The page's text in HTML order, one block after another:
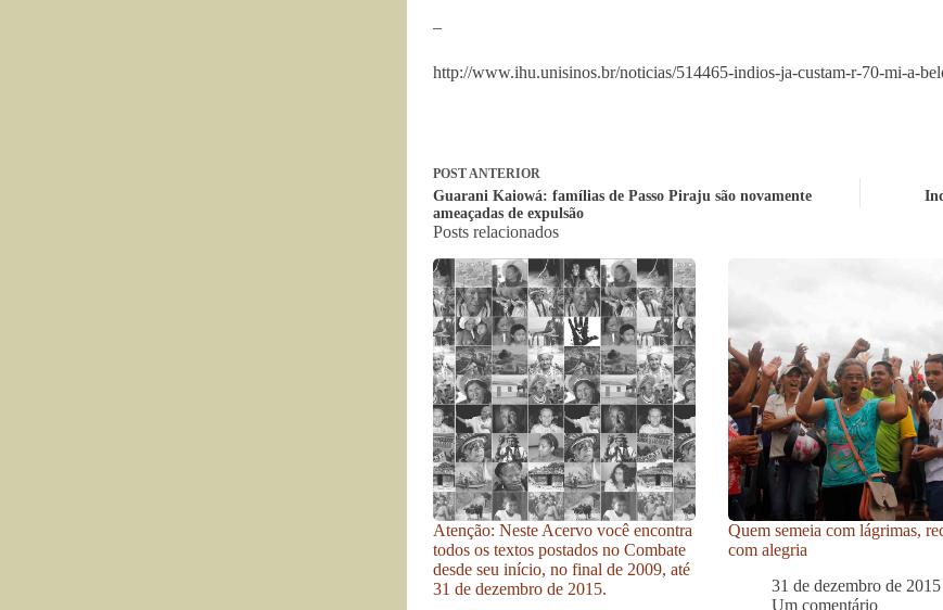
–
http://www.ihu.unisinos.br/noticias/514465-indios-ja-custam-r-70-mi-a-
POSTANTERIOR
Guarani Kaiowá: famílias de Passo Piraju são novamente
ameaçadas de expulsão
Posts relacionados
Atenção: Neste Acervo você encontra
todos os textos postados no Combate
desde seu início, no final de 2009, até
31 de dezembro de 2015.
Quem semeia com lágrimas,
com alegria
31 de dezembro de 2015
Um comentário